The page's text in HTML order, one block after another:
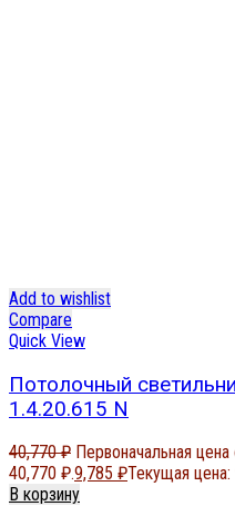
Add to wishlist
Compare
Quick View
Потолочный
1.4.20.615 N
40,770₽ Первоначальная
40,770 ₽.9,785 ₽Текущая цена:
В корзину